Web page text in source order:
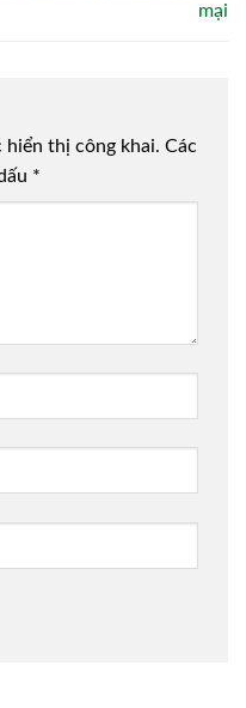
mại
hiển thị công khai. Các
*